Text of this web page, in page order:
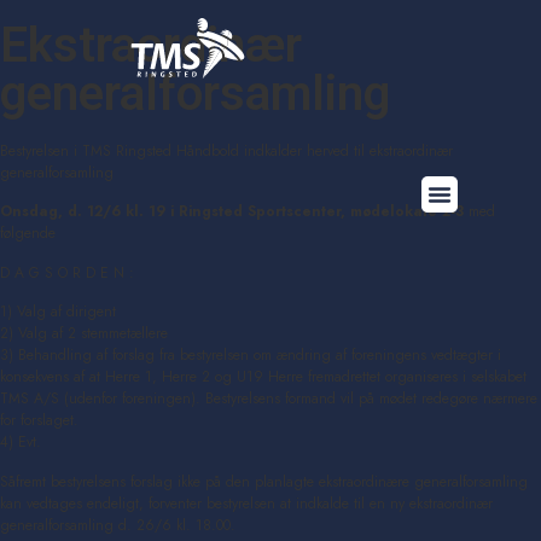
Ekstraordinær
generalforsamling
Onsdag, d. 12/6 kl. 19 i Ringsted Sportscenter, mødelokale 2-3